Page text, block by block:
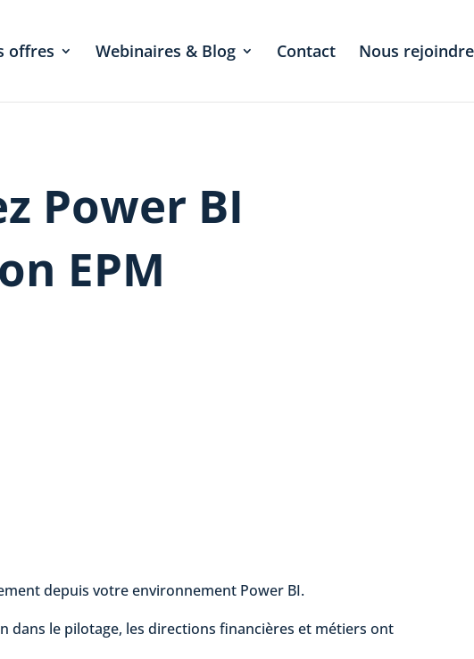
offres Webinaires & Blog Contact Nous rejoindre
Power BI
EPM
depuis votre environnement Power BI.
dans le pilotage, les directions financières et métiers ont